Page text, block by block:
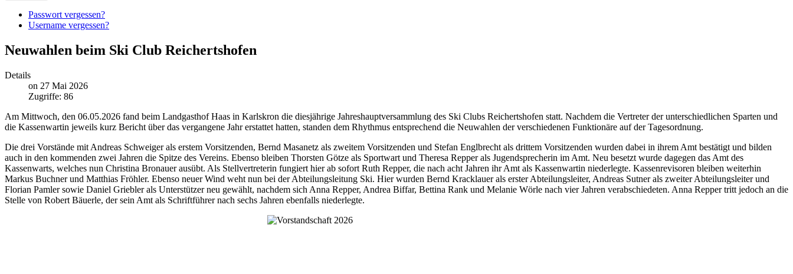
Passwort vergessen?
Username vergessen?
Neuwahlen beim Ski Club Reichertshofen
Details
on 27 Mai 2026
Zugriffe: 86
Am Mittwoch, den 06.05.2026 fand beim Landgasthof Haas in Karlskron die diesjährige Jahreshauptversammlung des Ski Clubs Reichertshofen statt. Nachdem die Vertreter der unterschiedlichen Sparten und
die Kassenwartin jeweils kurz Bericht über das vergangene Jahr erstattet hatten, standen dem Rhythmus entsprechend die Neuwahlen der verschiedenen Funktionäre auf der Tagesordnung.
Die drei Vorstände mit Andreas Schweiger als erstem Vorsitzenden, Bernd Masanetz als zweitem Vorsitzenden und Stefan Englbrecht als drittem Vorsitzenden wurden dabei in ihrem Amt bestätigt und bilden
auch in den kommenden zwei Jahren die Spitze des Vereins. Ebenso bleiben Thorsten Götze als Sportwart und Theresa Repper als Jugendsprecherin im Amt. Neu besetzt wurde dagegen das Amt des
Kassenwarts, welches nun Christina Bronauer ausübt. Als Stellvertreterin fungiert hier ab sofort Ruth Repper, die nach acht Jahren ihr Amt als Kassenwartin niederlegte. Kassenrevisoren bleiben weiterhin
Markus Buchner und Matthias Fröhler. Ebenso neuer Wind weht nun bei der Abteilungsleitung Ski. Hier wurden Bernd Kracklauer als erster Abteilungsleiter, Andreas Sutner als zweiter Abteilungsleiter und
Florian Pamler sowie Daniel Griebler als Unterstützer neu gewählt, nachdem sich Anna Repper, Andrea Biffar, Bettina Rank und Melanie Wörle nach vier Jahren verabschiedeten. Anna Repper tritt jedoch an die
Stelle von Robert Bäuerle, der sein Amt als Schriftführer nach sechs Jahren ebenfalls niederlegte.